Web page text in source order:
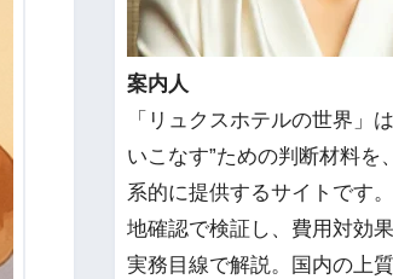
案内人
「リュクスホテルの世界」
いこなす”ための判断材料を
系的に提供するサイトです
地確認で検証し、費用対効
実務目線で解説。国内の上